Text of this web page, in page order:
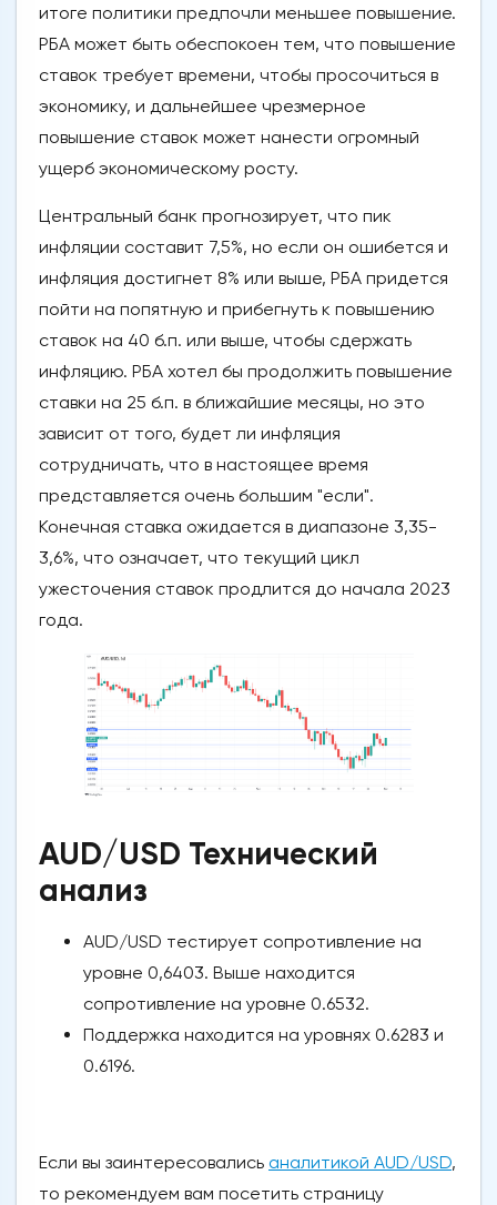
итоге политики предпочли меньшее повышение.
РБА может быть обеспокоен тем, что повышение
ставок требует времени, чтобы просочиться в
экономику, и дальнейшее чрезмерное
повышение ставок может нанести огромный
ущерб экономическому росту.
Центральный банк прогнозирует, что пик
инфляции составит 7,5%, но если он ошибется и
инфляция достигнет 8% или выше, РБА придется
пойти на попятную и прибегнуть к повышению
ставок на 40 б.п. или выше, чтобы сдержать
инфляцию. РБА хотел бы продолжить повышение
ставки на 25 б.п. в ближайшие месяцы, но это
зависит от того, будет ли инфляция
сотрудничать, что в настоящее время
представляется очень большим "если".
Конечная ставка ожидается в диапазоне 3,35-
3,6%, что означает, что текущий цикл
ужесточения ставок продлится до начала 2023
года.
AUD/USD Технический
анализ
AUD/USD тестирует сопротивление на
уровне 0,6403. Выше находится
сопротивление на уровне 0.6532.
Поддержка находится на уровнях 0.6283 и
0.6196.
Если вы заинтересовались аналитикой AUD/USD,
то рекомендуем вам посетить страницу